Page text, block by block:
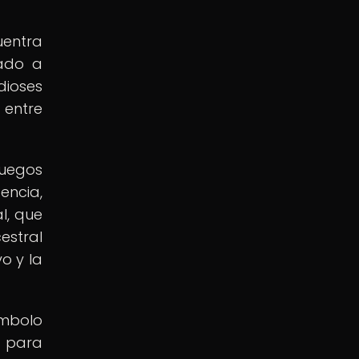
a
que
y la
para